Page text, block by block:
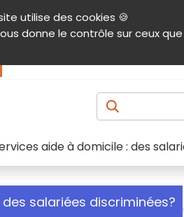
utilise des cookies 🍪
donne le contrôle sur ceux
et accessibilité Menu principal
aide à domicile : des
salariées discriminées?